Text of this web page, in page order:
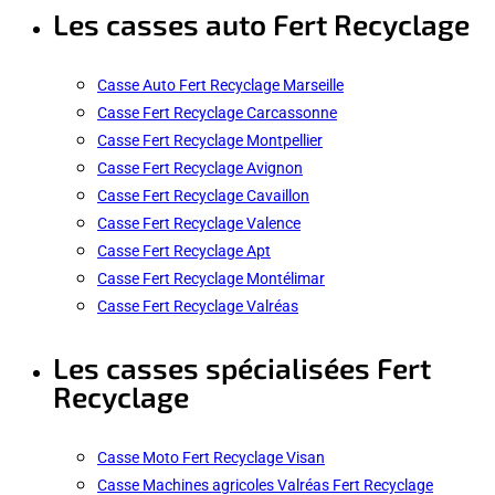
Les casses auto Fert Recyclage
Casse Auto Fert Recyclage Marseille
Casse Fert Recyclage Carcassonne
Casse Fert Recyclage Montpellier
Casse Fert Recyclage Avignon
Casse Fert Recyclage Cavaillon
Casse Fert Recyclage Valence
Casse Fert Recyclage Apt
Casse Fert Recyclage Montélimar
Casse Fert Recyclage Valréas
Les casses spécialisées Fert
Recyclage
Casse Moto Fert Recyclage Visan
Casse Machines agricoles Valréas Fert Recyclage